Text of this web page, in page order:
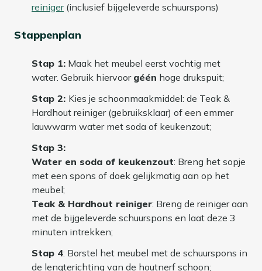
reiniger(inclusief bijgeleverde schuurspons)
Stappenplan
Stap 1: Maak het meubel eerst vochtig met
water. Gebruik hiervoor géén hoge drukspuit;
Stap 2: Kies je schoonmaakmiddel: de Teak &
Hardhout reiniger (gebruiksklaar) of een emmer
lauwwarm water met soda of keukenzout;
Stap 3:
Water en soda of keukenzout: Breng het sopje
met een spons of doek gelijkmatig aan op het
meubel;
Teak & Hardhout reiniger: Breng de reiniger aan
met de bijgeleverde schuurspons en laat deze 3
minuten intrekken;
Stap 4: Borstel het meubel met de schuurspons in
de lengterichting van de houtnerf schoon;